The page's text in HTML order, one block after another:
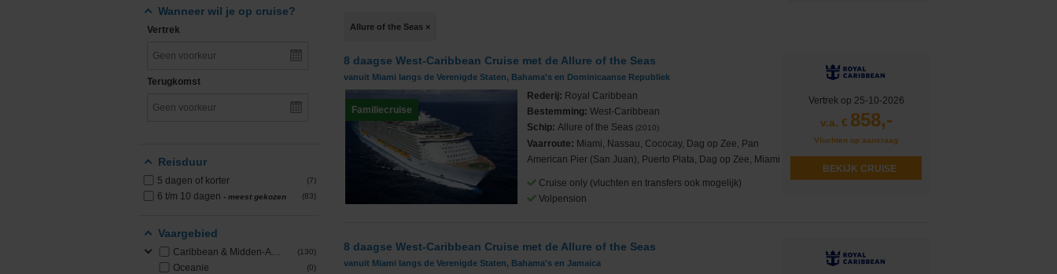
Norwegian Cruise Line
Oceania Cruises
Regent Seven Seas Cruises
IJsland
Zuid-Amerika
Wanneer wil je op cruise?
Vertrek
Terugkomst
Reisduur
5 dagen of korter (7)
6 t/m 10 dagen - meest gekozen (83)
Vaargebied
(130)
Oceanie (0)
Allure of the Seas ×
8 daagse West-Caribbean Cruise met de Allure of the Seas
vanuit Miami langs de Verenigde Staten, Bahama's en Dominicaanse Republiek
Familiecruise
Rederij: Royal Caribbean
Bestemming:West-Caribbean
Schip: Allure of the Seas (2010)
Vaarroute: Miami, Nassau, Cococay, Dag op Zee, Pan
American Pier (San Juan), Puerto Plata, Dag op Zee, Miami
Cruise only (vluchten en transfers ook mogelijk)
Volpension
Vertrek op 25-10-2026
v.a. € 858,-
Vluchten op aanvraag
BEKIJK CRUISE
8 daagse West-Caribbean Cruise met de Allure of the Seas
vanuit Miami langs de Verenigde Staten, Bahama's en Jamaica